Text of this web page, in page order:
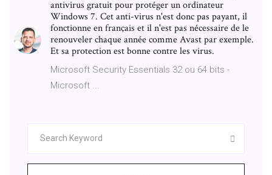
antivirus gratuit pour protéger un ordinateur
Windows 7. Cet anti-virus n'est donc pas payant, il
fonctionne en français et il n'est pas nécessaire de le
renouveler chaque année comme Avast par exemple.
Et sa protection est bonne contre les virus.
Microsoft Security Essentials 32 ou 64 bits -
Microsoft ...